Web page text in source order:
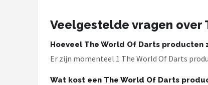
Harrows
Unicorn
Veelgestelde vragen over
Hoeveel The World Of Darts producten
Er zijn momenteel 1 The World Of Darts
Wat kost een The World Of Darts